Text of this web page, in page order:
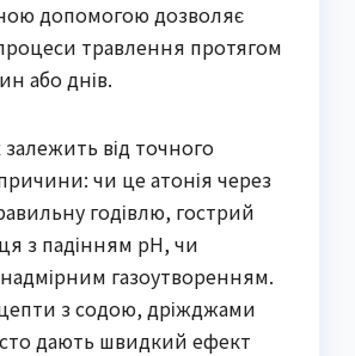
допомогою дозволяє
травлення протягом
або днів.
залежить від точного
чи це атонія через
годівлю, гострий
з падінням pH, чи
газоутворенням.
з содою, дріжджами
дають швидкий ефект